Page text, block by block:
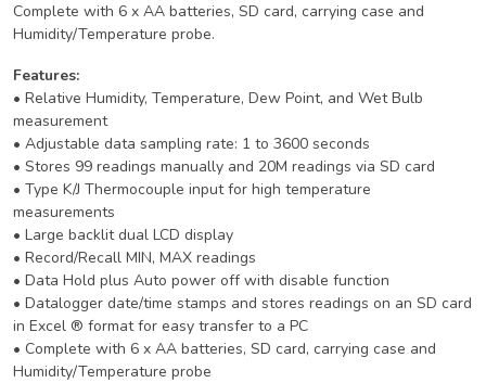
Complete with 6 x AA batteries, SD card, carrying case and
Humidity/Temperature probe.
Features:
• Relative Humidity, Temperature, Dew Point, and Wet Bulb
measurement
• Adjustable data sampling rate: 1 to 3600 seconds
• Stores 99 readings manually and 20M readings via SD card
• Type K/J Thermocouple input for high temperature
measurements
• Large backlit dual LCD display
• Record/Recall MIN, MAX readings
• Data Hold plus Auto power off with disable function
• Datalogger date/time stamps and stores readings on an SD card
in Excel ® format for easy transfer to a PC
• Complete with 6 x AA batteries, SD card, carrying case and
Humidity/Temperature probe